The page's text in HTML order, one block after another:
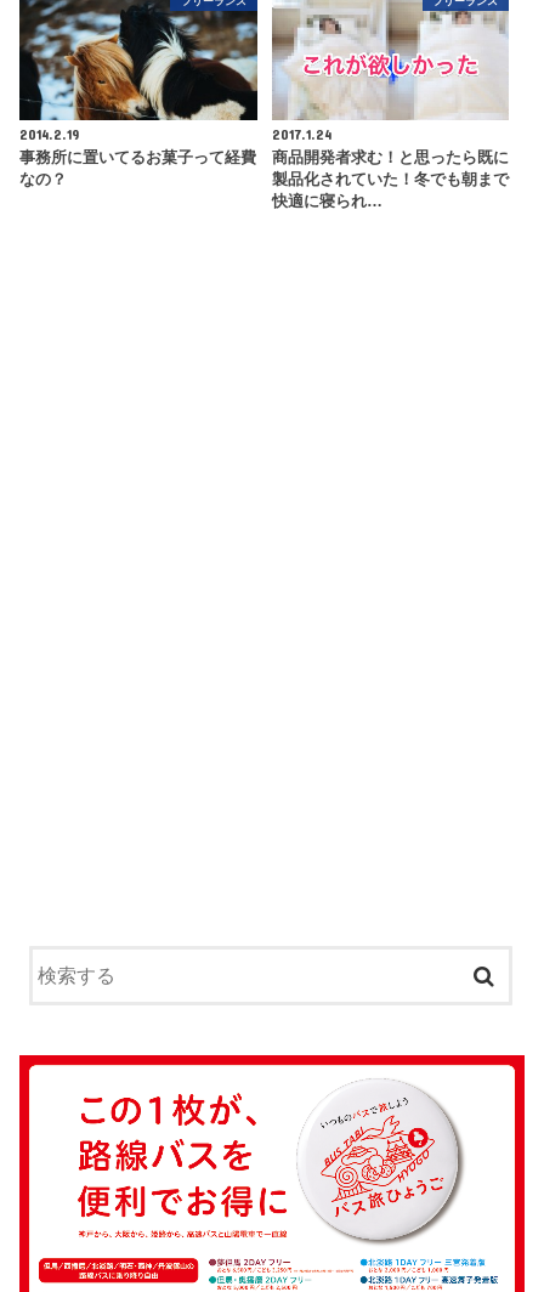
2014.2.19
事務所に置いてるお菓子って経費
なの？
2017.1.24
商品開発者求む！と思ったら既に
製品化されていた！冬でも朝まで
快適に寝られ…